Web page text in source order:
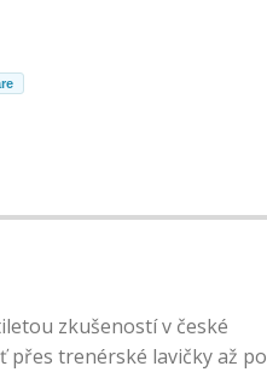
zkušeností v české
přes trenérské lavičky až po